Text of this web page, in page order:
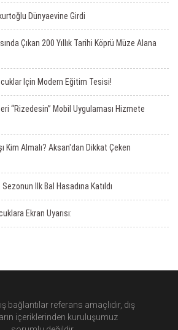
Dünyaevine Girdi
Çıkan 200 Yıllık Tarihi Köprü Müze Alana
Için Modern Eğitim Tesisi!
“Rizedesin” Mobil Uygulaması Hizmete
Kim Almalı? Aksan'dan Dikkat Çeken
Ilk Bal Hasadına Katıldı
Ekran Uyarısı:
bağlantılar referans amaçlıdır, dış
içeriklerinden kuruluşumuz